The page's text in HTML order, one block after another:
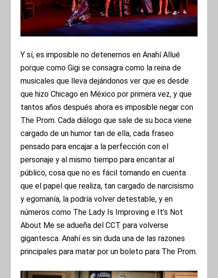
Y sí, es imposible no detenernos en Anahí Allué
porque como Gigi se consagra como la reina de
musicales que lleva dejándonos ver que es desde
que hizo Chicago en México por primera vez, y que
tantos años después ahora es imposible negar con
The Prom. Cada diálogo que sale de su boca viene
cargado de un humor tan de ella, cada fraseo
pensado para encajar a la perfección con el
personaje y al mismo tiempo para encantar al
público, cosa que no es fácil tomando en cuenta
que el papel que realiza, tan cargado de narcisismo
y egomanía, la podría volver detestable, y en
números como The Lady Is Improving e It’s Not
About Me se adueña del CCT para volverse
gigantesca. Anahí es sin duda una de las razones
principales para matar por un boleto para The Prom.